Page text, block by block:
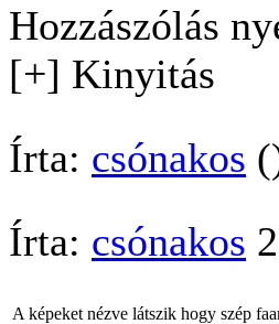
Hozzászólás
[+] Kinyitás
Írta: csónakos
Írta: csónakos
A képeket nézve látszik hogy szép